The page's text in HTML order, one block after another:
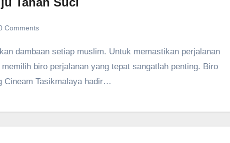
Comments
biro perjalanan yang tepat sangatlah penting. Biro
Cineam Tasikmalaya hadir…